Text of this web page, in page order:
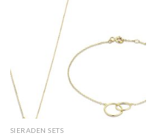
SIERADEN SETS